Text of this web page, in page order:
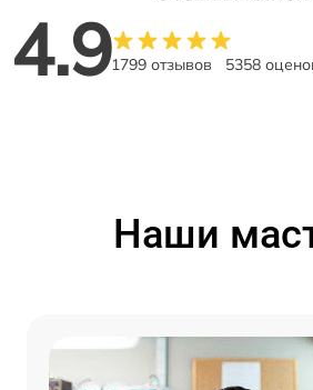
4.91799 отзывов 5358
Наши